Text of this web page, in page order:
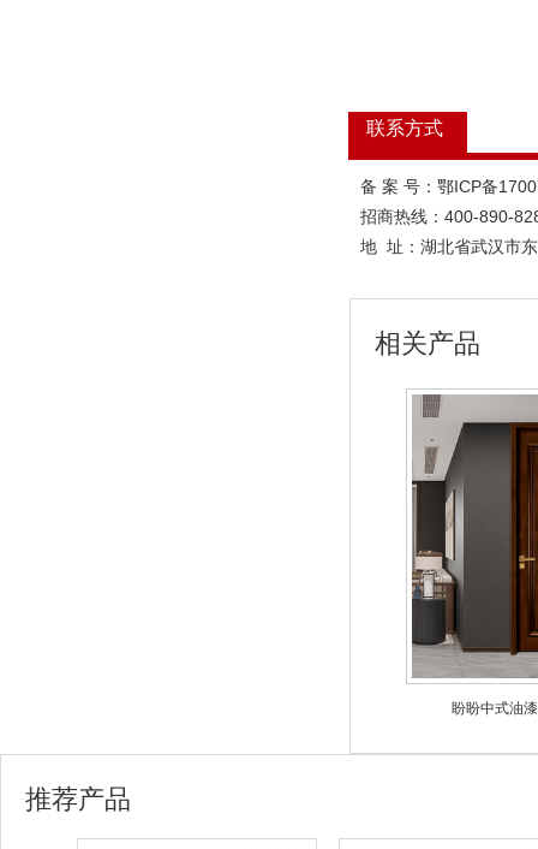
联系方式
备 案 号：鄂ICP备
招商热线：400-890-
地 址： 湖北省武汉市
相关产品
盼盼中式油
推荐产品